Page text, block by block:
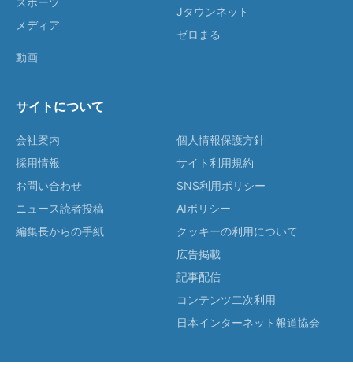
メディア
動画
Jタウンネット
ゼロまる
サイトについて
会社案内
採用情報
お問い合わせ
ニュース読者投稿
編集長からの手紙
個人情報保護方針
サイト利用規約
SNS利用ポリシー
AIポリシー
クッキーの利用について
広告掲載
記事配信
コンテンツ二次利用
日本インターネット報道協会